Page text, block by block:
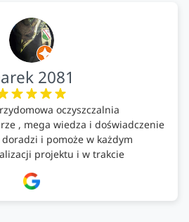
2081
oczyszczalnia
, mega wiedza i doświadczenie
i pomoże w każdym
projektu i w trakcie
trzymać!